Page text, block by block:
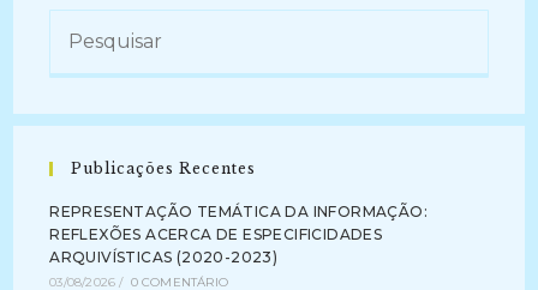
Publicações Recentes
REPRESENTAÇÃO TEMÁTICA DA INFORMAÇÃO:
REFLEXÕES ACERCA DE ESPECIFICIDADES
ARQUIVÍSTICAS (2020-2023)
03/08/2026 / 0 COMENTÁRIO